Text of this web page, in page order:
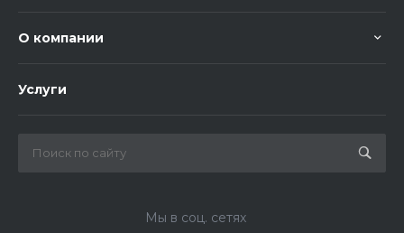
О компании
Услуги
Мы в соц. сетях